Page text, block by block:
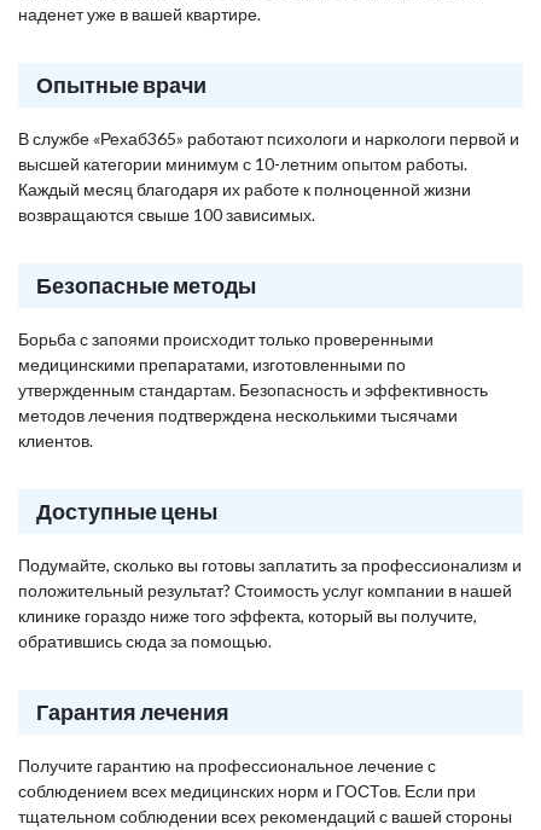
наденет уже в вашей квартире.
Опытные врачи
В службе «Рехаб365» работают психологи и наркологи первой и
высшей категории минимум с 10-летним опытом работы.
Каждый месяц благодаря их работе к полноценной жизни
возвращаются свыше 100 зависимых.
Безопасные методы
Борьба с запоями происходит только проверенными
медицинскими препаратами, изготовленными по
утвержденным стандартам. Безопасность и эффективность
методов лечения подтверждена несколькими тысячами
клиентов.
Доступные цены
Подумайте, сколько вы готовы заплатить за профессионализм и
положительный результат? Стоимость услуг компании в нашей
клинике гораздо ниже того эффекта, который вы получите,
обратившись сюда за помощью.
Гарантия лечения
Получите гарантию на профессиональное лечение с
соблюдением всех медицинских норм и ГОСТов. Если при
тщательном соблюдении всех рекомендаций с вашей стороны